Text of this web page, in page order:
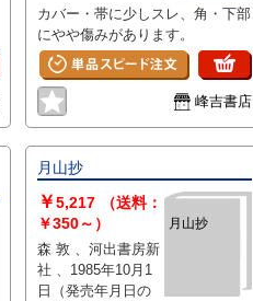
カバー・帯に少しスレ、角・下部
にやや傷みがあります。
峰吉書店
月山抄
月山抄
￥5,217
（送料：
￥350～）
森 敦 、河出書房新
社 、1985年10月1
日（発売年月日の